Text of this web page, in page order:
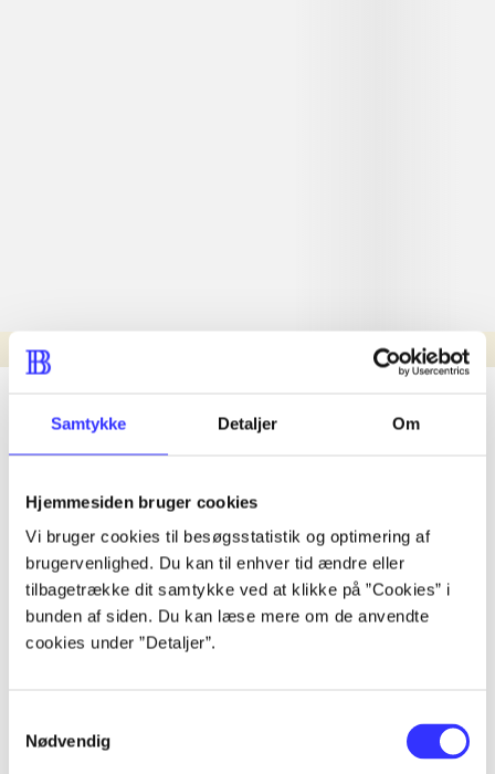
Samtykke Detaljer Om
Hjemmesiden bruger cookies
Vi bruger cookies til besøgsstatistik og optimering af
brugervenlighed. Du kan til enhver tid ændre eller
tilbagetrække dit samtykke ved at klikke på ”Cookies” i
bunden af siden. Du kan læse mere om de anvendte
cookies under ”Detaljer”.
Nødvendig
Nyhed
lorem ipsum dolor sit amet ...
lorem ipsum dolor sit amet ...
lorem ipsum dolor sit amet ...
lorem ipsum dolor sit amet ...
lorem ipsum dolor sit amet ...
lorem ipsum dolor sit amet ...
lorem ipsum dolor sit amet ...